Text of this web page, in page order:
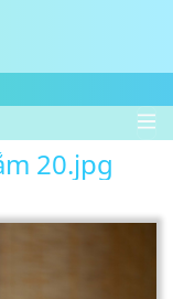
20.jpg